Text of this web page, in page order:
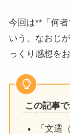
今回は**「何
いう、なおじ
っくり感想を
この記事
「文